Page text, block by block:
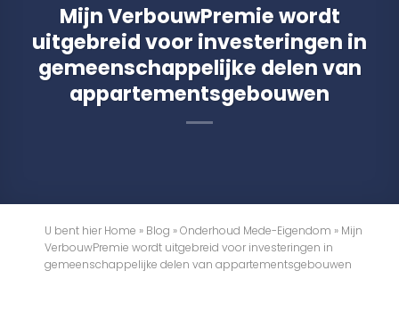
Mijn VerbouwPremie wordt
uitgebreid voor investeringen in
gemeenschappelijke delen van
appartementsgebouwen
U bent hier Home » Blog »Onderhoud Mede-Eigendom » Mijn
VerbouwPremie wordt uitgebreid voor investeringen in
gemeenschappelijke delen van appartementsgebouwen